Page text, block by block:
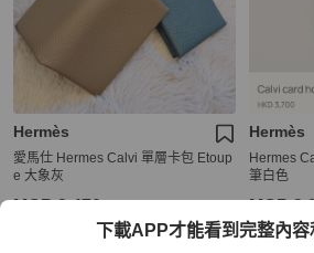
Hermès
愛馬仕 Hermes Calvi 單層卡包 Etoup
e 大象灰
MOP 3,470
Hermès
Hermes
筆白色
MOP
下載APP才能看到完整內容